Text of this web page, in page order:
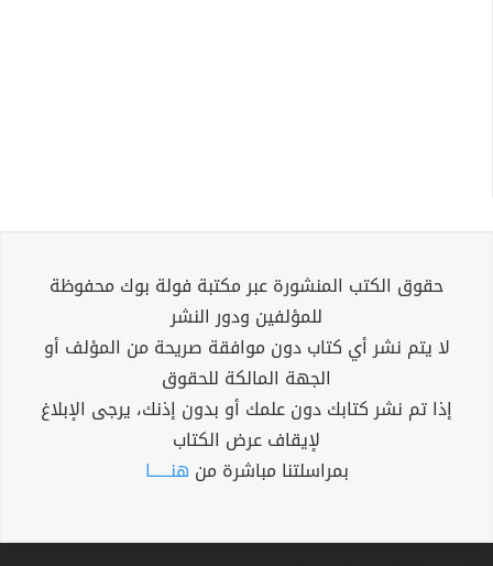
حقوق الكتب المنشورة عبر مكتبة فولة بوك محفوظة
للمؤلفين ودور النشر
لا يتم نشر أي كتاب دون موافقة صريحة من المؤلف أو
الجهة المالكة للحقوق
إذا تم نشر كتابك دون علمك أو بدون إذنك، يرجى الإبلاغ
لإيقاف عرض الكتاب
بمراسلتنا مباشرة من هنــــــا